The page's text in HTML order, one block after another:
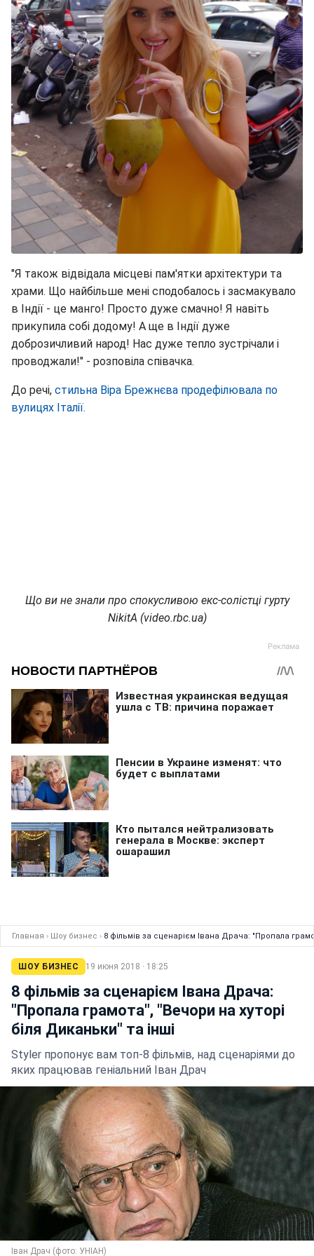
"Я також відвідала місцеві пам'ятки архітектури та
храми. Що найбільше мені сподобалось і засмакувало
в Індії - це манго! Просто дуже смачно! Я навіть
прикупила собі додому! А ще в Індії дуже
доброзичливий народ! Нас дуже тепло зустрічали і
проводжали!" - розповіла співачка.
До речі, стильна Віра Брежнєва продефілювала по
вулицях Італії.
Що ви не знали про спокусливою екс-солістці гурту
NikitA (video.rbc.ua)
Главная › Шоу бизнес › 8 фільмів за сценарієм Івана Драча: "Пропала
ШОУ БИЗНЕС 19 июня 2018 · 18:25
8 фільмів за сценарієм Івана Драча:
"Пропала грамота", "Вечори на хуторі
біля Диканьки" та інші
Styler пропонує вам топ-8 фільмів, над сценаріями до
яких працював геніальний Іван Драч
Іван Драч (фото: УНІАН)